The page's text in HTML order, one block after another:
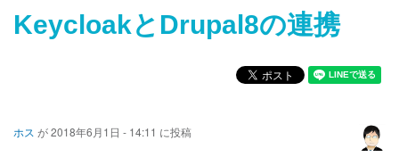
に
移
パ
ン
KeycloakとDrupal8の連携
ホス が2018年6月1日 - 14:11 に投稿